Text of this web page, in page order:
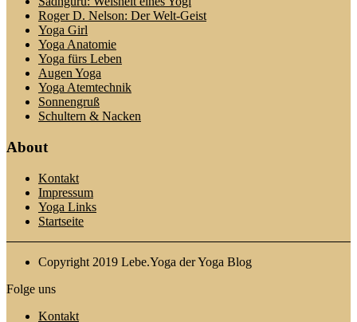
Roger D. Nelson: Der Welt-Geist
Yoga Girl
Yoga Anatomie
Yoga fürs Leben
Augen Yoga
Yoga Atemtechnik
Sonnengruß
Schultern & Nacken
About
Kontakt
Impressum
Yoga Links
Startseite
Copyright 2019 Lebe.Yoga der Yoga Blog
Folge uns
Kontakt